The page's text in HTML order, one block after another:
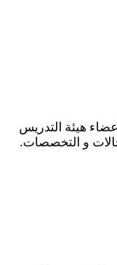
هيئة التدريس
و التخصصات.